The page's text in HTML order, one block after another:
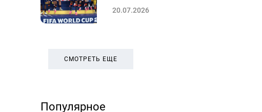
20.07.2026
СМОТРЕТЬ ЕЩЕ
Популярное